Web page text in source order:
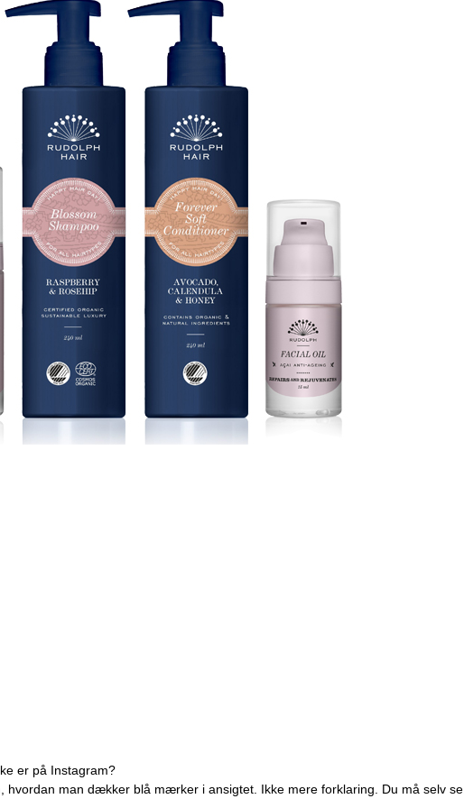
er på Instagram?
hvordan man dækker blå mærker i ansigtet. Ikke mere forklaring. Du må selv se.